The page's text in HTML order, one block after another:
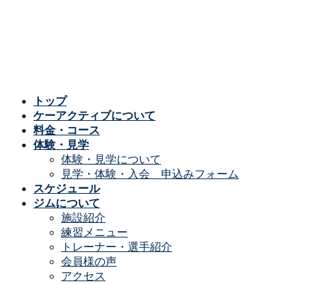
トップ
ケーアクティブについて
料金・コース
体験・見学
体験・見学について
見学・体験・入会 申込みフォーム
スケジュール
ジムについて
施設紹介
練習メニュー
トレーナー・選手紹介
会員様の声
アクセス